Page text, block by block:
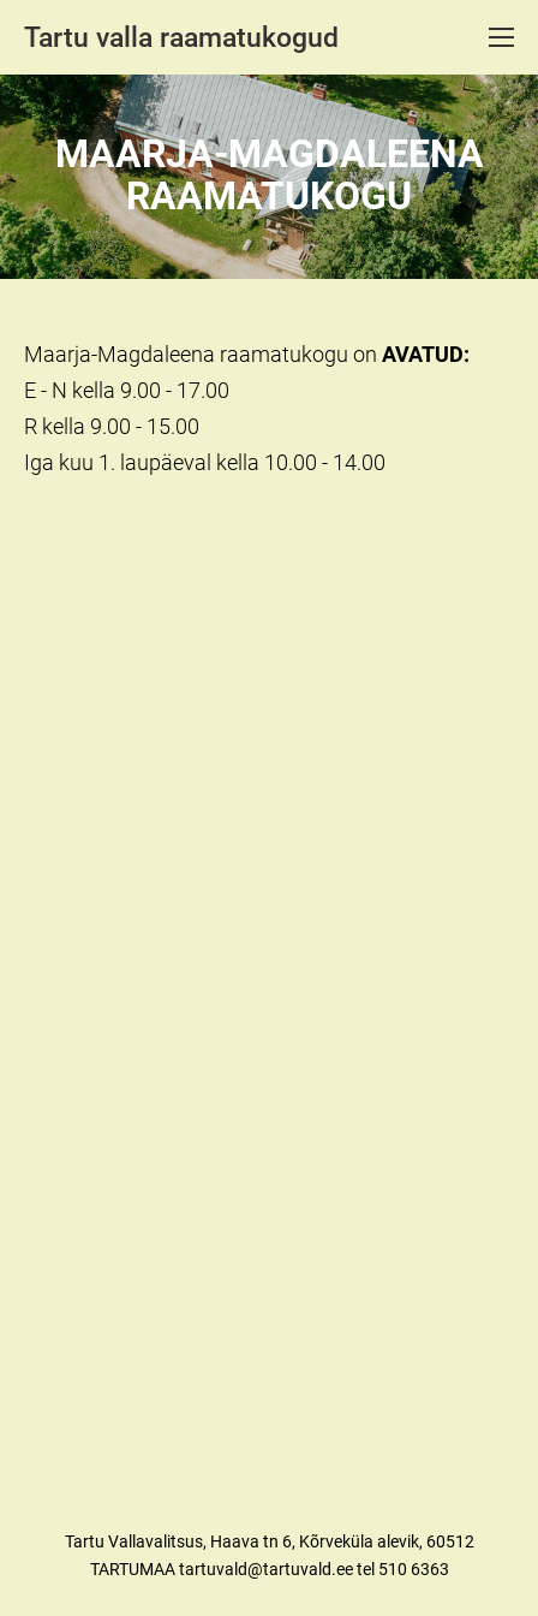
Tartu valla raamatukogud
MAARJA-MAGDALEENA
RAAMATUKOGU
Maarja-Magdaleena raamatukogu on AVATUD:
E - N kella 9.00 - 17.00
R kella 9.00 - 15.00
Iga kuu 1. laupäeval kella 10.00 - 14.00
Tartu Vallavalitsus, Haava tn 6, Kõrveküla alevik, 60512
TARTUMAA tartuvald@tartuvald.ee tel 510 6363